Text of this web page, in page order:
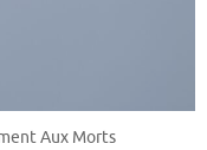
Aux Morts